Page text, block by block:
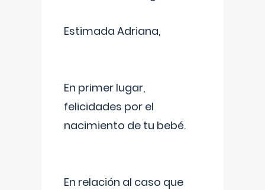
Estimada Adriana,
En primer lugar,
felicidades por el
nacimiento de tu bebé.
En relación al caso que